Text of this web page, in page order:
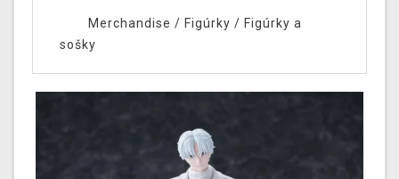
Merchandise / Figúrky / Figúrky a
sošky